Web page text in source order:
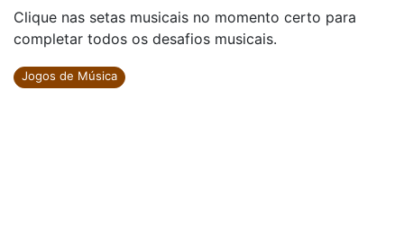
Clique nas setas musicais no momento certo para
completar todos os desafios musicais.
Jogos de Música